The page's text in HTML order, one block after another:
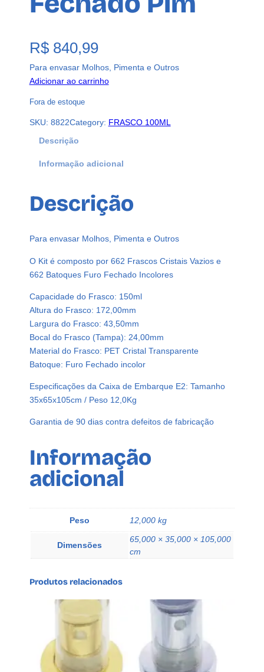
R$840,99
Para envasar Molhos, Pimenta e Outros
Adicionar ao carrinho
Fora de estoque
SKU: 8822Category: FRASCO 100ML
Descrição
Informação adicional
Descrição
Para envasar Molhos, Pimenta e Outros
O Kit é composto por 662 Frascos Cristais Vazios e
662 Batoques Furo Fechado Incolores
Capacidade do Frasco: 150ml
Altura do Frasco: 172,00mm
Largura do Frasco: 43,50mm
Bocal do Frasco (Tampa): 24,00mm
Material do Frasco: PET Cristal Transparente
Batoque: Furo Fechado incolor
Especificações da Caixa de Embarque E2: Tamanho
35x65x105cm / Peso 12,0Kg
Garantia de 90 dias contra defeitos de fabricação
Informação
adicional
Peso 12,000 kg
Dimensões
65,000 × 35,000 × 105,000
cm
Produtos relacionados